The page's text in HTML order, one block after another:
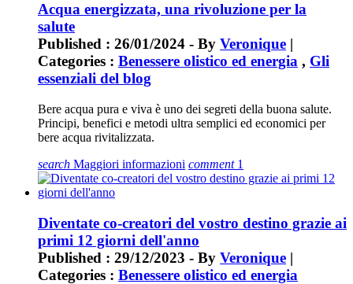
Acqua energizzata, una rivoluzione per la
salute
Published : 26/01/2024 - By Veronique |
Categories : Benessere olistico ed energia , Gli
essenziali del blog
Bere acqua pura e viva è uno dei segreti della buona salute.
Principi, benefici e metodi ultra semplici ed economici per
bere acqua rivitalizzata.
search Maggiori informazioni comment1
Diventate co-creatori del vostro destino grazie ai
primi 12 giorni dell'anno
Published : 29/12/2023 - By Veronique |
Categories : Benessere olistico ed energia